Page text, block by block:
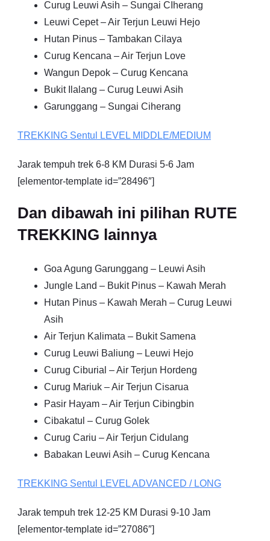
Curug Leuwi Asih – Sungai CIherang
Leuwi Cepet – Air Terjun Leuwi Hejo
Hutan Pinus – Tambakan Cilaya
Curug Kencana – Air Terjun Love
Wangun Depok – Curug Kencana
Bukit Ilalang – Curug Leuwi Asih
Garunggang – Sungai Ciherang
TREKKING Sentul LEVEL MIDDLE/MEDIUM
Jarak tempuh trek 6-8 KM Durasi 5-6 Jam
[elementor-template id=”28496″]
Dan dibawah ini pilihan RUTE
TREKKING lainnya
Goa Agung Garunggang – Leuwi Asih
Jungle Land – Bukit Pinus – Kawah Merah
Hutan Pinus – Kawah Merah – Curug Leuwi
Asih
Air Terjun Kalimata – Bukit Samena
Curug Leuwi Baliung – Leuwi Hejo
Curug Ciburial – Air Terjun Hordeng
Curug Mariuk – Air Terjun Cisarua
Pasir Hayam – Air Terjun Cibingbin
Cibakatul – Curug Golek
Curug Cariu – Air Terjun Cidulang
Babakan Leuwi Asih – Curug Kencana
TREKKING Sentul LEVEL ADVANCED / LONG
Jarak tempuh trek 12-25 KM Durasi 9-10 Jam
[elementor-template id=”27086″]